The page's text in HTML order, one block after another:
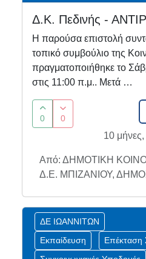
Δ.Κ. Πεδινής -
Η παρούσα επιστολή
τοπικό συμβούλιο της
πραγματοποιήθηκε το
στις 11:00 π.μ.. Μετά …
0 0
10
Από: ΔΗΜΟΤΙΚΗ
Δ.Ε. ΜΠΙΖΑΝΙΟΥ,
ΔΕ ΙΩΑΝΝΙΤΩΝ
Εκπαίδευση
Επέκταση